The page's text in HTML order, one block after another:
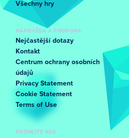
Všechny hry
NÁPOVĚDA A PODPORA
Nejčastější dotazy
Kontakt
Centrum ochrany osobních
údajů
Privacy Statement
Cookie Statement
Terms of Use
POZNEJTE NÁS